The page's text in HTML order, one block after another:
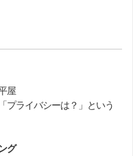
屋
プライバシーは？」という
グ